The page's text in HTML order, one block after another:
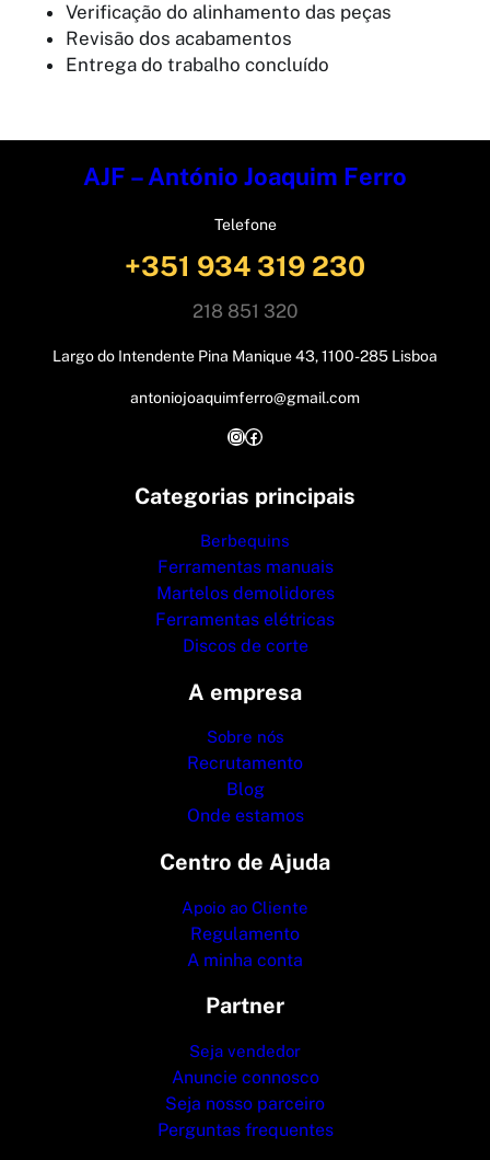
Verificação do alinhamento das peças
Revisão dos acabamentos
Entrega do trabalho concluído
AJF – António Joaquim Ferro
Telefone
+351 934 319 230
218 851 320
Largo do Intendente Pina Manique 43, 1100-285 Lisboa
antoniojoaquimferro@gmail.com
InstagramFacebook
Categorias principais
Berbequins
Ferramentas manuais
Martelos demolidores
Ferramentas elétricas
Discos de corte
A empresa
Sobre nós
Recrutamento
Blog
Onde estamos
Centro de Ajuda
Apoio ao Cliente
Regulamento
A minha conta
Partner
Seja vendedor
Anuncie connosco
Seja nosso parceiro
Perguntas frequentes